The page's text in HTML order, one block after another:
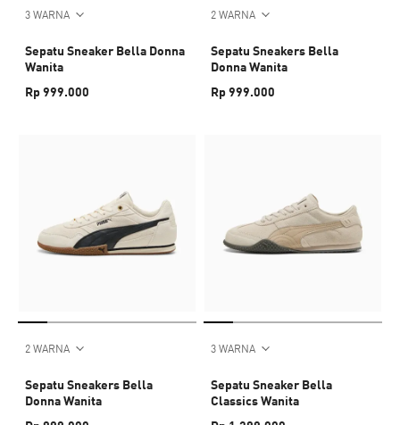
3 WARNA
Sepatu Sneaker Bella Donna
Wanita
Rp 999.000
2 WARNA
Sepatu Sneakers Bella
Donna Wanita
Rp 999.000
2 WARNA
Sepatu Sneakers Bella
Donna Wanita
3 WARNA
Sepatu Sneaker Bella
Classics Wanita